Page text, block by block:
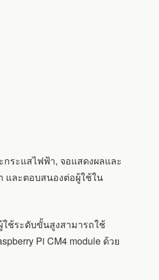
ระแสไฟฟ้า, จอแสดงผลและ
และตอบสนองต่อผู้ใช้ใน
ใช้ระดับขั้นสูงสามารถใช้
Pi CM4 module ด้วย